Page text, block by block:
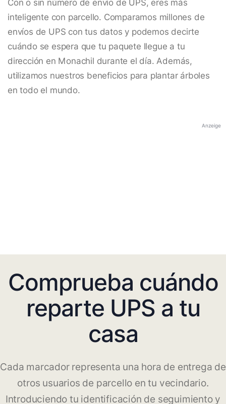
Con o sin número de envío de UPS, eres más
inteligente con parcello. Comparamos millones de
envíos de UPS con tus datos y podemos decirte
cuándo se espera que tu paquete llegue a tu
dirección en Monachil durante el día. Además,
utilizamos nuestros beneficios para plantar árboles
en todo el mundo.
Anzeige
Comprueba cuándo
reparte UPS a tu
casa
Cada marcador representa una hora de entrega de
otros usuarios de parcello en tu vecindario.
Introduciendo tu identificación de seguimiento y